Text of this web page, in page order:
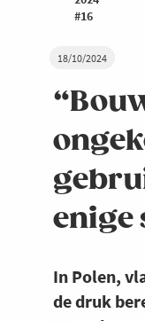
18/10/2024
enige
In Polen,
de druk
#16